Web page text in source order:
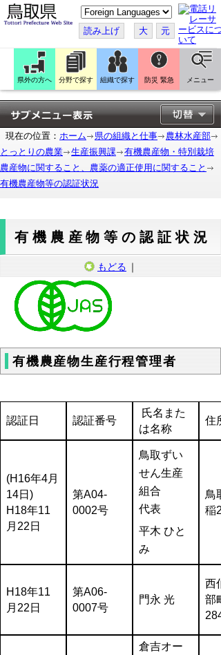
こ
の
ペ
ー
ジ
翻
訳
す
る
読み上げ 大 元
県外の方へ 分野で探す 組織で探す 防災 緊急 メニュー
現在の位置： ホーム 県の組織と仕事
農林水産部
とっとりの農業
生産振興課
有機農産物・特別栽培
農産物に関すること、農薬の適正使用に関すること
有機農産物等の認証状況
有機農産物等の認証状況
もどる ｜
有機農産物生産行程管理者
認証日 認証番号
氏名また
は名称
住所
(H16年4月
14日)
H18年11
月22日
第A04-
0002号
鳥取ずい
せん生産
組合
代表
平木 ひと
み
鳥
稲
H18年11
月22日
第A06-
0007号
門永 光
西
部
284
倉吉オー